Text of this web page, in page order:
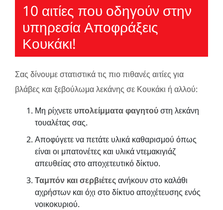
10 αιτίες που οδηγούν στην
υπηρεσία Αποφράξεις
Κουκάκι!
Σας δίνουμε στατιστικά τις πιο πιθανές αιτίες για
βλάβες και ξεβούλωμα λεκάνης σε Κουκάκι ή αλλού:
Μη ρίχνετε υπολείμματα φαγητούστη λεκάνη
τουαλέτας σας.
Αποφύγετε να πετάτε υλικά καθαρισμού όπως
είναι οι μπατονέτες και υλικά ντεμακιγιάζ
απευθείας στο αποχετευτικό δίκτυο.
Ταμπόν και σερβιέτεςανήκουν στο καλάθι
αχρήστων και όχι στο δίκτυο αποχέτευσης ενός
νοικοκυριού.